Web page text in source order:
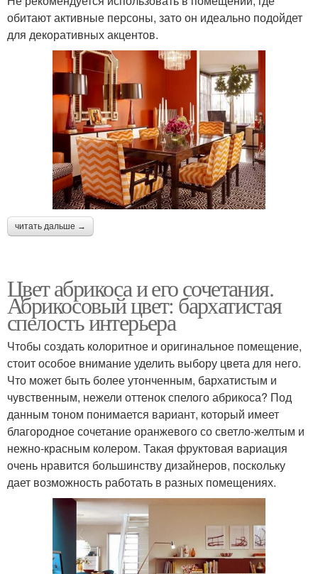
обитают активные персоны, зато он идеально подойдет
для декоративных акцентов.
читать дальше →
Цвет абрикоса и его сочетания.
Абрикосовый цвет: бархатистая
спелость интерьера
Чтобы создать колоритное и оригинальное помещение,
стоит особое внимание уделить выбору цвета для него.
Что может быть более утонченным, бархатистым и
чувственным, нежели оттенок спелого абрикоса? Под
данным тоном понимается вариант, который имеет
благородное сочетание оранжевого со светло-желтым и
нежно-красным колером. Такая фруктовая вариация
очень нравится большинству дизайнеров, поскольку
дает возможность работать в разных помещениях.